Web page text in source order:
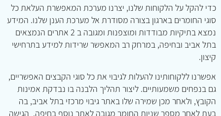
כדי להקל על הלקוחות שלנו, יצרנו מערכת המאפשרת העלאת כל
סוגי החומרים בארגון בצורה מסודרת אל מערכת הענן שלנו. המידע
נמצא בתיקיות מבודדות ומוצפנות ומגובה ב 2 אתרים הנמצאים
בתל אביב ובחיפה, במרחק רב המאפשר שרידות למידע בתרחישי
קיצון.
אפשרנו ללקוחותינו להעלות לגיבוי את כל סוגי הקבצים האפשריים,
גם בנפחים משמעותיים. ליצור תהליך הלבנה בו נבדקת אמינות
הקובץ, ולאחר מכן שמירה שלו באתר גיבוי מרכזי בתל אביב, בה
בעת לאחר מספר שניות החומר מגובה לאתר נוסף בחיפה. הגישה